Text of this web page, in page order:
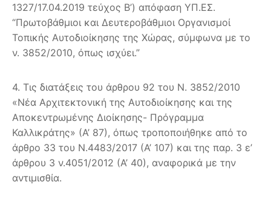
1327/17.04.2019 τεύχος B’) απόφαση ΥΠ.ΕΣ.
“Πρωτοβάθμιοι και Δευτεροβάθμιοι Οργανισμοί
Τοπικής Αυτοδιοίκησης της Χώρας, σύμφωνα με το
ν. 3852/2010, όπως ισχύει.”
4. Τις διατάξεις του άρθρου 92 του Ν. 3852/2010
«Νέα Αρχιτεκτονική της Αυτοδιοίκησης και της
Αποκεντρωμένης Διοίκησης- Πρόγραμμα
Καλλικράτης» (Α’ 87), όπως τροποποιήθηκε από το
άρθρο 33 του Ν.4483/2017 (Α’ 107) και της παρ. 3 ε’
άρθρου 3 ν.4051/2012 (Α’ 40), αναφορικά με την
αντιμισθία.